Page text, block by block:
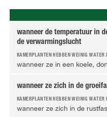
wanneer de temperatuur in
de verwarmingslucht
wanneer ze in een koele,
wanneer ze zich in de
wanneer ze zich in de